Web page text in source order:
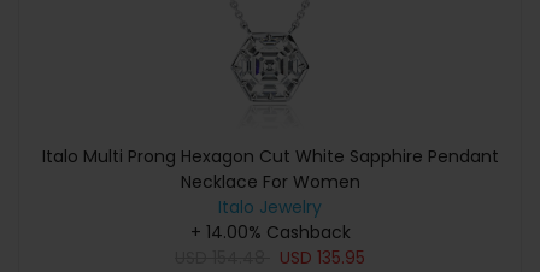
Italo Multi Prong Hexagon Cut White Sapphire Pendant
Necklace For Women
Italo Jewelry
+ 14.00% Cashback
USD 135.95